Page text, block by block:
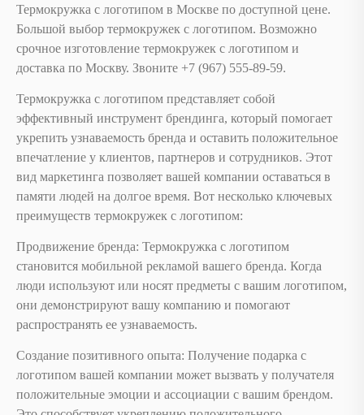
Термокружка с логотипом представляет собой
эффективный инструмент брендинга, который помогает
укрепить узнаваемость бренда и оставить положительное
впечатление у клиентов, партнеров и сотрудников. Этот
вид маркетинга позволяет вашей компании оставаться в
памяти людей на долгое время. Вот несколько ключевых
преимуществ термокружек с логотипом:
Продвижение бренда: Термокружка с логотипом
становится мобильной рекламой вашего бренда. Когда
люди используют или носят предметы с вашим логотипом,
они демонстрируют вашу компанию и помогают
распространять ее узнаваемость.
Создание позитивного опыта: Получение подарка с
логотипом вашей компании может вызвать у получателя
положительные эмоции и ассоциации с вашим брендом.
Термокружка с логотипом в Москве по доступной цене.
Большой выбор термокружек с логотипом. Возможно
срочное изготовление термокружек с логотипом и
доставка по Москву. Звоните ‪+7 (967) 555-89-59.